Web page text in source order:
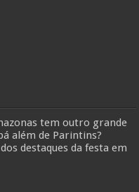
tem outro grande
além de Parintins?
destaques da festa em